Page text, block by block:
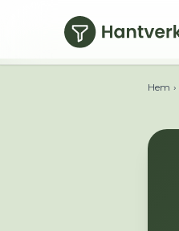
Hoppa till huvudinnehåll
Hem ›